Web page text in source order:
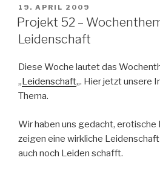
VERÖFFENTLICHT
AM
19. APRIL 2009
Projekt 52 –
Leidenschaft
Diese Woche lautet das
„ Leidenschaft„. Hier jetzt unsere
Thema.
Wir haben uns gedacht, erotische
zeigen eine wirkliche
auch noch Leiden schafft.